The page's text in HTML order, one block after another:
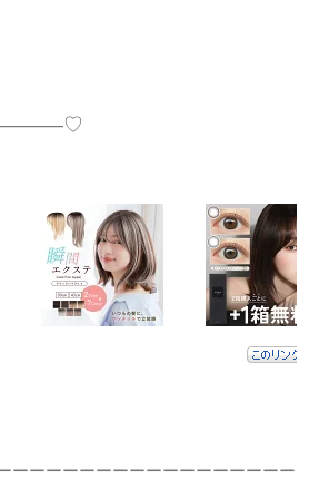
ーーーーーーーーーーーーーーーーー